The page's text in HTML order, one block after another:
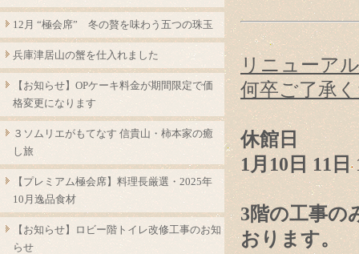
リニューア
何卒ご了承
休館日
1月10日 11日
3階の工事の
おります。
12月 “極会席” 冬の贅を味わう五つの珠玉
兵庫津居山の蟹を仕入れました
【お知らせ】OPケーキ料金が期間限定で価
格変更になります
３ソムリエがもてなす 信貴山・柿本家の癒
し旅
【プレミアム極会席】料理長厳選・2025年
10月逸品食材
【お知らせ】ロビー階トイレ改修工事のお知
らせ